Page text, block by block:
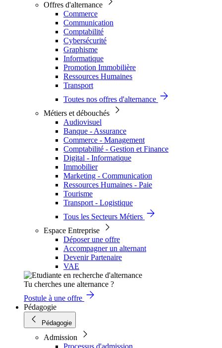
Offres d'alternance
Commerce
Communication
Comptabilité
Cybersécurité
Graphisme
Informatique
Promotion Immobilière
Ressources Humaines
Transport
Toutes nos offres d'alternance
Métiers et débouchés
Audiovisuel
Banque - Assurance
Commerce - Management
Comptabilité - Gestion et Finance
Digital - Informatique
Immobilier
Marketing - Communication
Ressources Humaines - Paie
Tourisme
Transport - Logistique
Tous les Secteurs Métiers
Espace Entreprise
Déposer une offre
Accompagner un alternant
Devenir Partenaire
VAE
Tu cherches une alternance ?
Postule à une offre
Pédagogie
Pédagogie
Admission
Processus d'admission